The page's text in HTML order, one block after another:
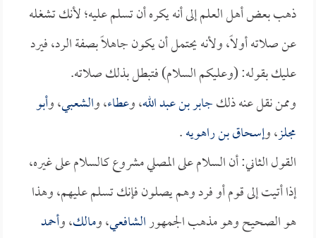
ذهب بعض أهل العلم إلى أنه يكره أن تسلم عليه؛ لأنك تشغله
عن صلاته أولاً، ولأنه يحتمل أن يكون جاهلاً بصفة الرد، فيرد
عليك بقوله: (وعليكم السلام) فتبطل بذلك صلاته.
وممن نقل عنه ذلكجابر بن عبد الله، وعطاء، والشعبي، وأبو
مجلز، وإسحاق بن راهويه.
القول الثاني: أن السلام على المصلي مشروع كالسلام على غيره،
إذا أتيت إلى قوم أو فرد وهم يصلون فإنك تسلم عليهم، وهذا
هو الصحيح وهو مذهب الجمهورالشافعي، ومالك، وأحمد